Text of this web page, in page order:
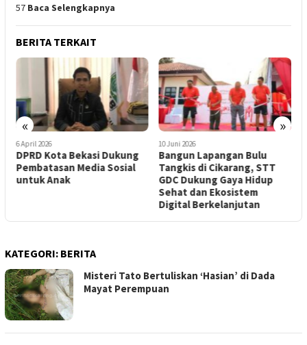
57 Baca Selengkapnya
BERITA TERKAIT
« »
6 April 2026
DPRD Kota Bekasi Dukung
Pembatasan Media Sosial
untuk Anak
10 Juni 2026
Bangun Lapangan Bulu
Tangkis di Cikarang, STT
GDC Dukung Gaya Hidup
Sehat dan Ekosistem
Digital Berkelanjutan
KATEGORI: BERITA
Misteri Tato Bertuliskan ‘Hasian’ di Dada
Mayat Perempuan